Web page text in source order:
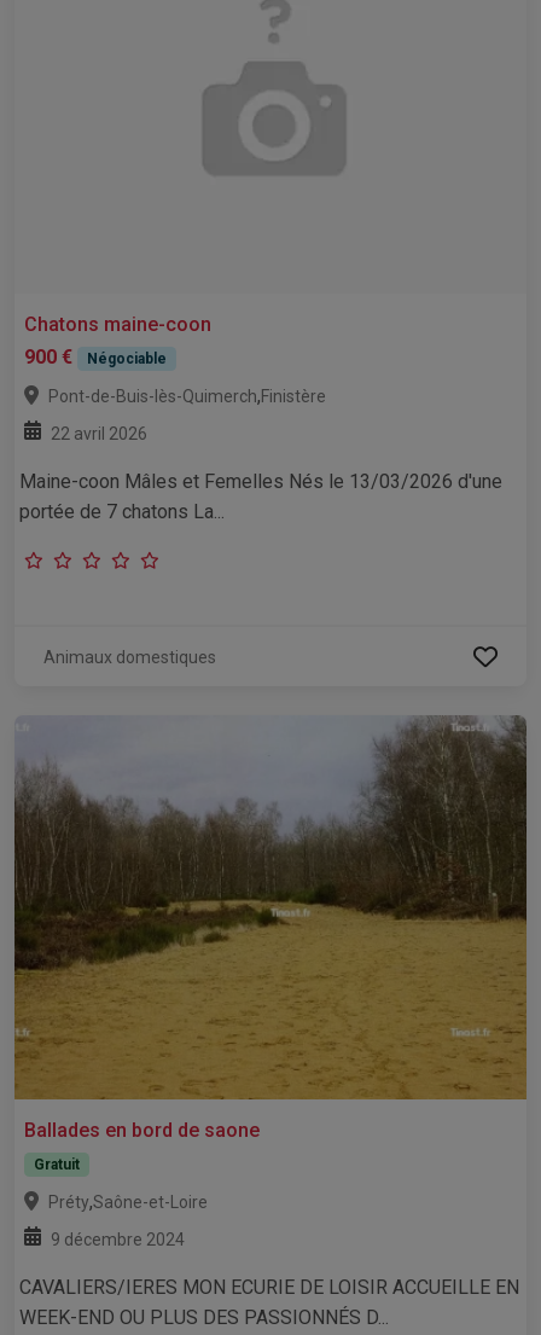
Chatons maine-coon
900 €
Négociable
Pont-de-Buis-lès-Quimerch,Finistère
22 avril 2026
Maine-coon Mâles et Femelles Nés le 13/03/2026 d'une
portée de 7 chatons La...
Animaux domestiques
Ballades en bord de saone
Gratuit
Préty,Saône-et-Loire
9 décembre 2024
CAVALIERS/IERES MON ECURIE DE LOISIR ACCUEILLE EN
WEEK-END OU PLUS DES PASSIONNÉS D...